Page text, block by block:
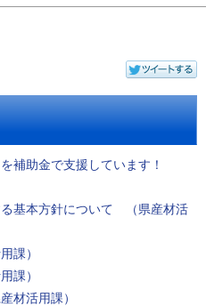
補助金で支援しています！
基本方針について （県産材活
課）
課）
材活用課）